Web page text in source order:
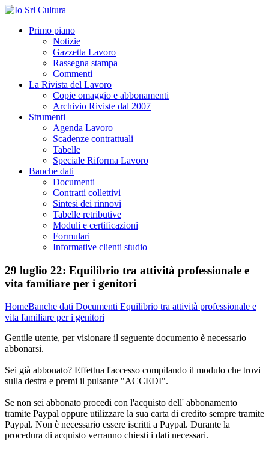
Primo piano
Notizie
Gazzetta Lavoro
Rassegna stampa
Commenti
La Rivista del Lavoro
Copie omaggio e abbonamenti
Archivio Riviste dal 2007
Strumenti
Agenda Lavoro
Scadenze contrattuali
Tabelle
Speciale Riforma Lavoro
Banche dati
Documenti
Contratti collettivi
Sintesi dei rinnovi
Tabelle retributive
Moduli e certificazioni
Formulari
Informative clienti studio
29 luglio 22: Equilibrio tra attività professionale e
vita familiare per i genitori
HomeBanche dati Documenti Equilibrio tra attività professionale e
vita familiare per i genitori
Gentile utente, per visionare il seguente documento è necessario
abbonarsi.
Sei già abbonato? Effettua l'accesso compilando il modulo che trovi
sulla destra e premi il pulsante "ACCEDI".
Se non sei abbonato procedi con l'acquisto dell' abbonamento
tramite Paypal oppure utilizzare la sua carta di credito sempre tramite
Paypal. Non è necessario essere iscritti a Paypal. Durante la
procedura di acquisto verranno chiesti i dati necessari.